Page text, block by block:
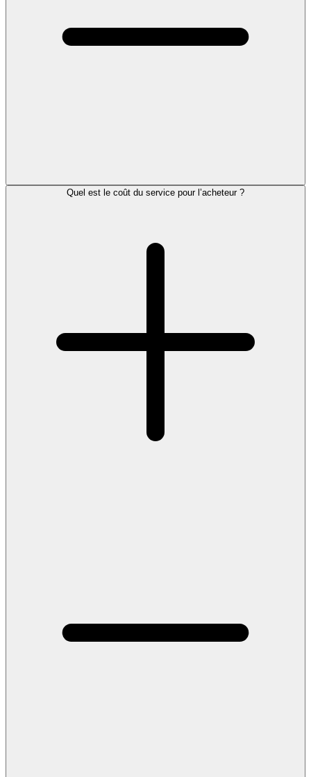
Quel est le coût du service pour l’acheteur ?